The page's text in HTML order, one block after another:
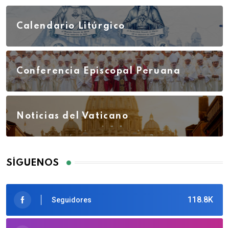
Calendario Litúrgico
Conferencia Episcopal Peruana
Noticias del Vaticano
SÍGUENOS
118.8K
Seguidores